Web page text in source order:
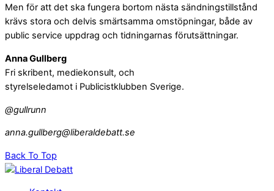
Men för att det ska fungera bortom nästa sändningstillstånd
krävs stora och delvis smärtsamma omstöpningar, både av
public service uppdrag och tidningarnas förutsättningar.
Anna Gullberg
Fri skribent, mediekonsult, och
styrelseledamot i Publicistklubben Sverige.
@gullrunn
anna.gullberg@liberaldebatt.se
Back To Top